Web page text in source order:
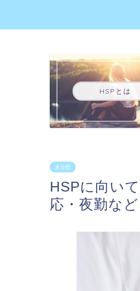
HSPとは
未分類
HSPに向い
応・夜勤など